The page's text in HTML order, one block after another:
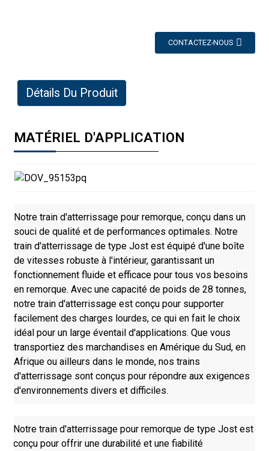
CONTACTEZ-NOUS
Détails Du Produit
MATÉRIEL D'APPLICATION
Notre train d'atterrissage pour remorque, conçu dans un
souci de qualité et de performances optimales. Notre
train d'atterrissage de type Jost est équipé d'une boîte
de vitesses robuste à l'intérieur, garantissant un
fonctionnement fluide et efficace pour tous vos besoins
en remorque. Avec une capacité de poids de 28 tonnes,
notre train d'atterrissage est conçu pour supporter
facilement des charges lourdes, ce qui en fait le choix
idéal pour un large éventail d'applications. Que vous
transportiez des marchandises en Amérique du Sud, en
Afrique ou ailleurs dans le monde, nos trains
d'atterrissage sont conçus pour répondre aux exigences
d'environnements divers et difficiles.
Notre train d'atterrissage pour remorque de type Jost est
conçu pour offrir une durabilité et une fiabilité